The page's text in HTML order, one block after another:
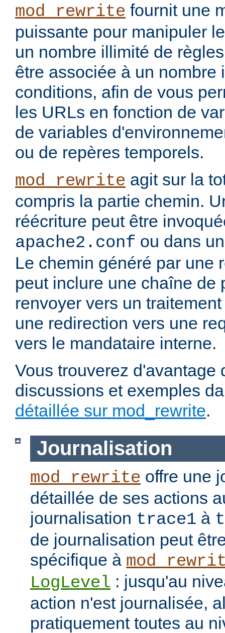
mod_rewrite fournit une
puissante pour manipuler
un nombre illimité de
être associée à un nombre
conditions, afin de vous
les URLs en fonction de
de variables
ou de repères temporels.
mod_rewrite agit sur la
compris la partie chemin.
réécriture peut être
apache2.conf ou dans
Le chemin généré par une
peut inclure une chaîne de
renvoyer vers un
une redirection vers une
vers le mandataire interne.
Vous trouverez d'avantage
discussions et exemples
détaillée sur mod_rewrite.
Journalisation
mod_rewrite offre une
détaillée de ses actions
journalisation trace1 à
de journalisation peut
spécifique à
LogLevel : jusqu'au
action n'est journalisée,
pratiquement toutes au